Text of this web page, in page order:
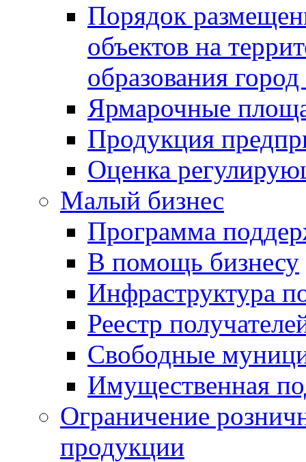
Порядок
объектов на
образования
Ярмарочные
Продукция
Оценка
Малый бизнес
Программа
В помощь бизнесу
Инфраструктура
Реестр
Свободные
Имущественная
Ограничение
продукции